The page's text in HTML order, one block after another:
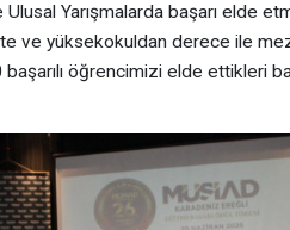
Yarışmalarda başarı elde
ve yüksekokuldan derece ile
öğrencimizi elde ettikleri